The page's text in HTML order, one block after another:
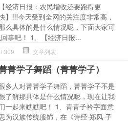
【经济日报：农民增收还要跑得更
】!!!今天受到全网的关注度非常高，
么具体的是什么情况呢，下面大家可
事吧！ 1、【经济日报...
309 文章列表
菁学子舞蹈（菁菁学子）
多人对菁菁学子舞蹈，菁菁学子不是
了解那具体是什么情况呢，现在让我
一起来瞧瞧吧！ 1、青青子衿字面意
为汉族传统服饰，在《诗经·郑风·子